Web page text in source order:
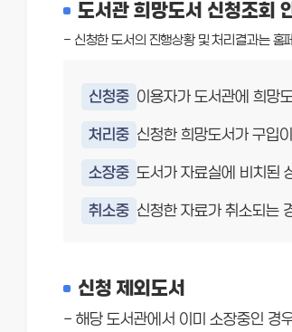
도서관 희망도서 신청조회
- 신청한 도서의 진행상황 및 처리결과는 홈
신청중 이용자가 도서관에 희망
처리중 신청한 희망도서가 구입
소장중 도서가 자료실에 비치된
취소중 신청한 자료가 취소되는
신청 제외도서
- 해당 도서관에서 이미 소장중인 경